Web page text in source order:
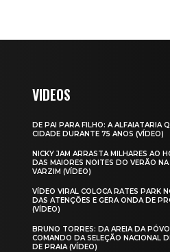
VIDEOS
DE PAI PARA FILHO: A ALFAIATARIA
CIDADE DURANTE 75 ANOS (VÍDEO)
NICKY JAM ARRASTA MILHARES AO
DAS MAIORES NOITES DO VERÃO
VARZIM (VÍDEO)
VÍDEO VIRAL COLOCA RATES PARK
DAS ATENÇÕES E GERA ONDA DE
(VÍDEO)
BRUNO TORRES: DA AREIA DA
COMANDO DA SELEÇÃO NACIONAL
DE PRAIA (VÍDEO)